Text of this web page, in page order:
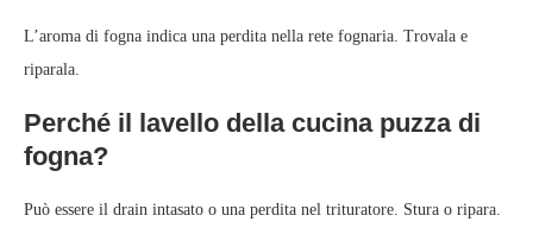
L’aroma di fogna indica una perdita nella rete fognaria. Trovala e
riparala.
Perché il lavello della cucina puzza di
fogna?
Può essere il drain intasato o una perdita nel trituratore. Stura o ripara.